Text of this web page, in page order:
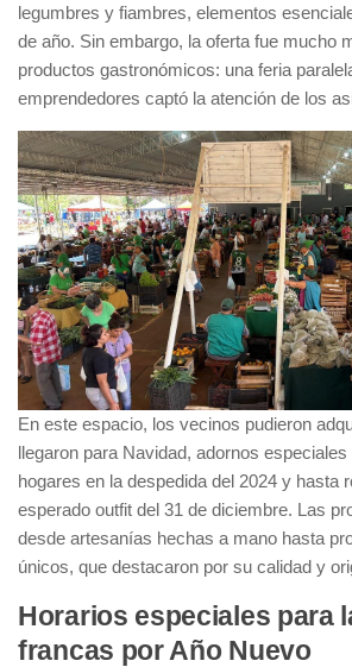
legumbres y fiambres, elementos
de año. Sin embargo, la oferta fue mucho
productos gastronómicos: una feria
emprendedores captó la atención de los
En este espacio, los vecinos pudieron
llegaron para Navidad, adornos
hogares en la despedida del 2024 y hasta
esperado outfit del 31 de diciembre. Las
desde artesanías hechas a mano hasta
únicos, que destacaron por su calidad y
Horarios especiales para
francas por Año Nuevo